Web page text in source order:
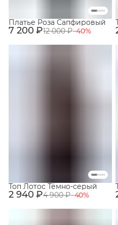
7 200 ₽12 000 ₽−40%
Платье Роза Сапфировый
2 940 ₽4 900 ₽−40%
Топ Лотос Тёмно-серый